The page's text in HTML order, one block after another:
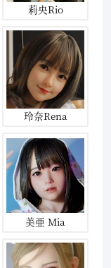
莉央Rio
玲奈Rena
美亜 Mia